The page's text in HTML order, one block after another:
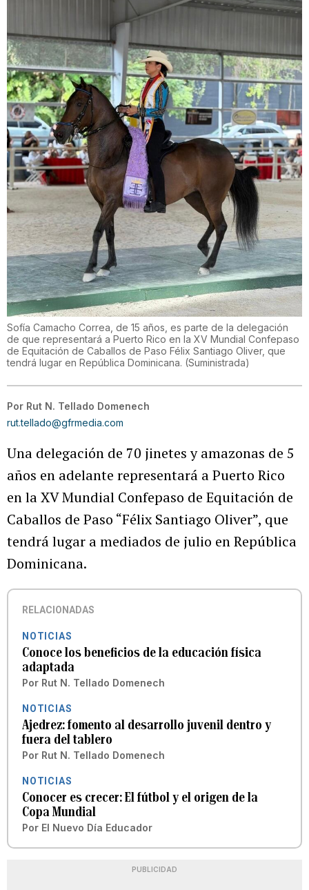
Sofía Camacho Correa, de 15 años, es parte de la delegación
de que representará a Puerto Rico en la XV Mundial Confepaso
de Equitación de Caballos de Paso Félix Santiago Oliver, que
tendrá lugar en República Dominicana. (Suministrada)
Por Rut N. Tellado Domenech
rut.tellado@gfrmedia.com
Una delegación de 70 jinetes y amazonas de 5
años en adelante representará a Puerto Rico
en la XV Mundial Confepaso de Equitación de
Caballos de Paso “Félix Santiago Oliver”, que
tendrá lugar a mediados de julio en República
Dominicana.
RELACIONADAS
NOTICIAS
Conoce los beneficios de la educación física
adaptada
Por Rut N. Tellado Domenech
NOTICIAS
Ajedrez: fomento al desarrollo juvenil dentro y
fuera del tablero
Por Rut N. Tellado Domenech
NOTICIAS
Conocer es crecer: El fútbol y el origen de la
Copa Mundial
Por El Nuevo Día Educador
PUBLICIDAD